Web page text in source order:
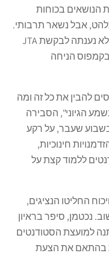
הנושאים בכוחות
אבל נשאר תרבותי.
הנהלת האוניברסיטה לא התערבה (וגם לא נענתה לבקשת JTA
הניחה
להבין את כל זה ומה
הגיוני", הסבירה
בשבוע שעבר, על רקע
חינוכיות,
ללמוד קצת על
החליטו הנציגים,
נכטמן, סיפר בראיון
למועצת הסטודנטים
בהתאם את הצעת